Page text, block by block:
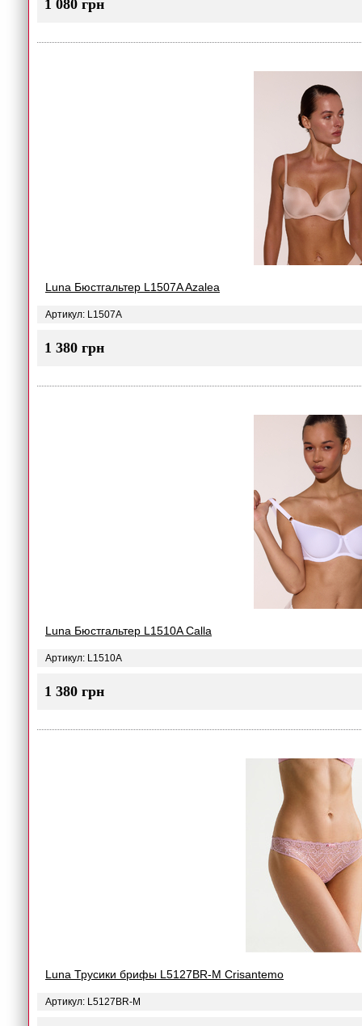
1 080 грн
Luna Бюстгальтер L1507A Azalea
Артикул: L1507A
1 380 грн
Luna Бюстгальтер L1510A Сalla
Артикул: L1510A
1 380 грн
Luna Трусики брифы L5127BR-M Crisantemo
Артикул: L5127BR-M